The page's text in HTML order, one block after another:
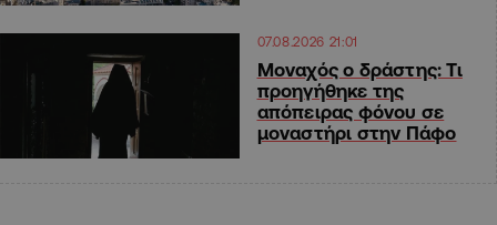
07.08.2026 21:01
Μοναχός ο δράστης: Τι
προηγήθηκε της
απόπειρας φόνου σε
μοναστήρι στην Πάφο